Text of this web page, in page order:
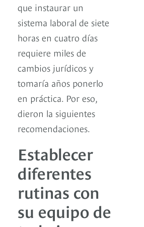
que instaurar un
sistema laboral de siete
horas en cuatro días
requiere miles de
cambios jurídicos y
tomaría años ponerlo
en práctica. Por eso,
dieron la siguientes
recomendaciones.
Establecer
diferentes
rutinas con
su equipo de